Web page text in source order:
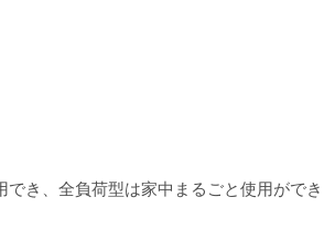
き、全負荷型は家中まるごと使用ができ